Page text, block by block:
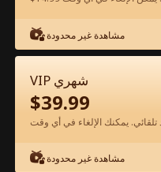
التطبيقمشاهدة غير محدودة
VIP شهري
$39.99
مشاهدة غير محدودة